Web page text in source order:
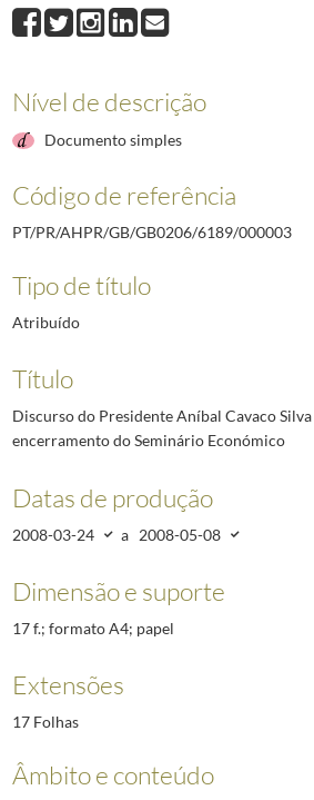
000008
Intervenção do Presidente Aníbal
000011 Discurso do Presidente Aníbal
000018 Intervenção do Presidente Aníbal
Nível de descrição
Documento simples
Código de referência
PT/PR/AHPR/GB/GB0206/6189/000003
Tipo de título
Atribuído
Título
Discurso do Presidente Aníbal Cavaco Silva
encerramento do Seminário Económico
Datas de produção
2008-03-24 a 2008-05-08
Dimensão e suporte
17 f.; formato A4; papel
Extensões
17 Folhas
Âmbito e conteúdo